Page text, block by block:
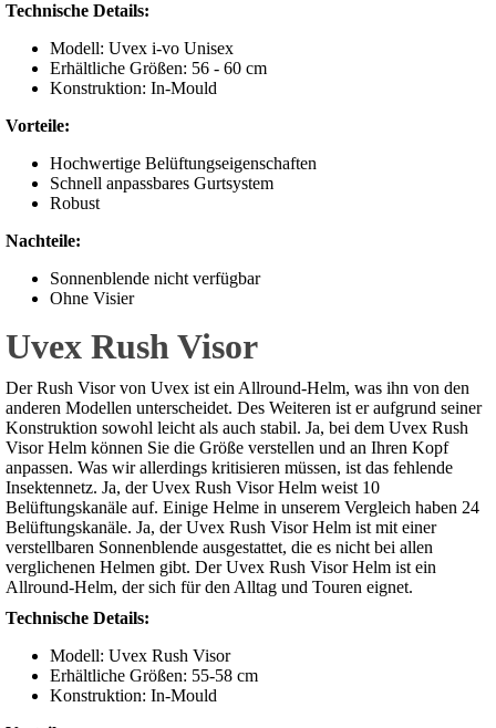
Technische Details:
Modell: Uvex i-vo Unisex
Erhältliche Größen: 56 - 60 cm
Konstruktion: In-Mould
Vorteile:
Hochwertige Belüftungseigenschaften
Schnell anpassbares Gurtsystem
Robust
Nachteile:
Sonnenblende nicht verfügbar
Ohne Visier
Uvex Rush Visor
Der Rush Visor von Uvex ist ein Allround-Helm, was ihn von den
anderen Modellen unterscheidet. Des Weiteren ist er aufgrund seiner
Konstruktion sowohl leicht als auch stabil. Ja, bei dem Uvex Rush
Visor Helm können Sie die Größe verstellen und an Ihren Kopf
anpassen. Was wir allerdings kritisieren müssen, ist das fehlende
Insektennetz. Ja, der Uvex Rush Visor Helm weist 10
Belüftungskanäle auf. Einige Helme in unserem Vergleich haben 24
Belüftungskanäle. Ja, der Uvex Rush Visor Helm ist mit einer
verstellbaren Sonnenblende ausgestattet, die es nicht bei allen
verglichenen Helmen gibt. Der Uvex Rush Visor Helm ist ein
Allround-Helm, der sich für den Alltag und Touren eignet.
Technische Details:
Modell: Uvex Rush Visor
Erhältliche Größen: 55-58 cm
Konstruktion: In-Mould